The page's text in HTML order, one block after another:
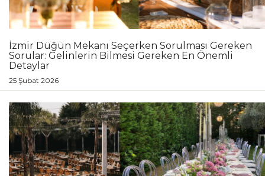
İzmir Düğün Mekanı Seçerken Sorulması Gereken
Sorular: Gelinlerin Bilmesi Gereken En Önemli
Detaylar
25 Şubat 2026